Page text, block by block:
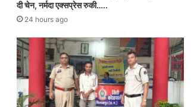
दी चेन, नर्मदा एक्सप्रेस रुकी…..
24 hours ago